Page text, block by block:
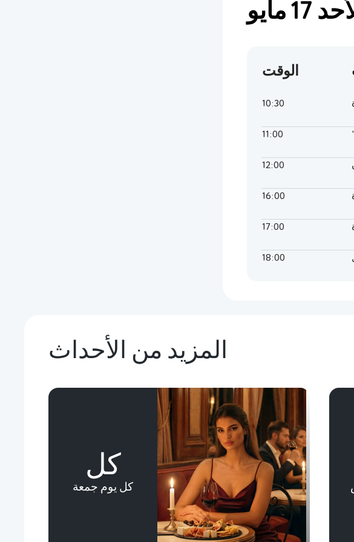
17 مايو
الوقت
10:30
11:00
12:00
16:00
17:00
18:00
المزيد من الأحداث
كل
كل يوم جمعة